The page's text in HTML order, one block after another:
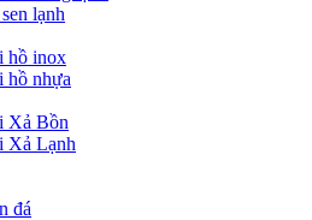
lạnh
hồ inox
hồ nhựa
Xả Bồn
Xả Lạnh
đá